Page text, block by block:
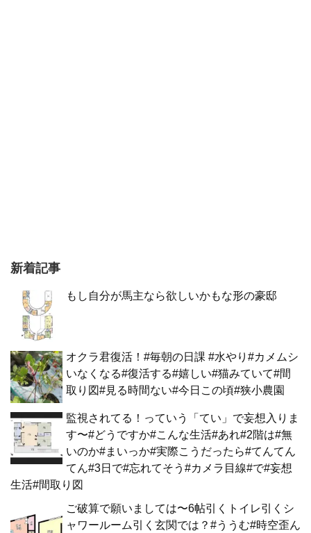
新着記事
もし自分が馬主なら欲しいかもな形の豪邸
オクラ君復活！#毎朝の日課 #水やり#カメムシ
いなくなる#復活する#嬉しい#猫みていて#間
取り図#見る時間ない#今日この頃#狭小農園
監視されてる！っていう「てい」で妄想入りま
す〜#どうですか#こんな生活#あれ#2階は#無
いのか#まいっか#実際こうだったら#てんてん
てん#3日で#忘れてそう#カメラ目線#で#妄想
生活#間取り図
ご破算で願いましては〜6帖引くトイレ引くシ
ャワールーム引く玄関では？#ううむ#時空歪ん